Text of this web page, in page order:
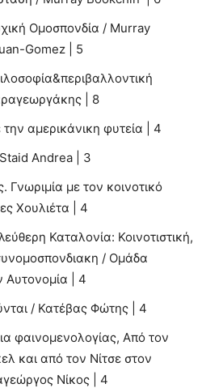
Ομοσπονδία / Murray
Gomez | 5
| 8
αμερικάνικη φυτεία | 4
Andrea | 3
Γνωριμία με τον κοινοτικό
Χουλιέτα | 4
Καταλονία: Κοινοτιστική,
/ Ομάδα
Αυτονομία | 4
/ Κατέβας Φώτης | 4
φαινομενολογίας, Από τον
και από τον Νίτσε στον
Νίκος | 4